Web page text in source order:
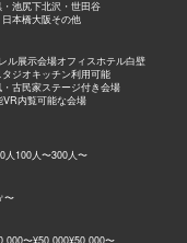
池尻下北沢・世田谷
本橋大阪その他
ル展示会場オフィスホテル白壁
ジオキッチン利用可能
古民家ステージ付き会場
VR内覧可能な会場
人100人〜300人〜
〜
〜¥50,000¥50,000〜